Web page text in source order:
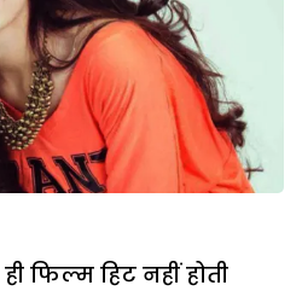
फिल्म हिट नहीं होती